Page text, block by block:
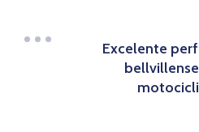
Excelente